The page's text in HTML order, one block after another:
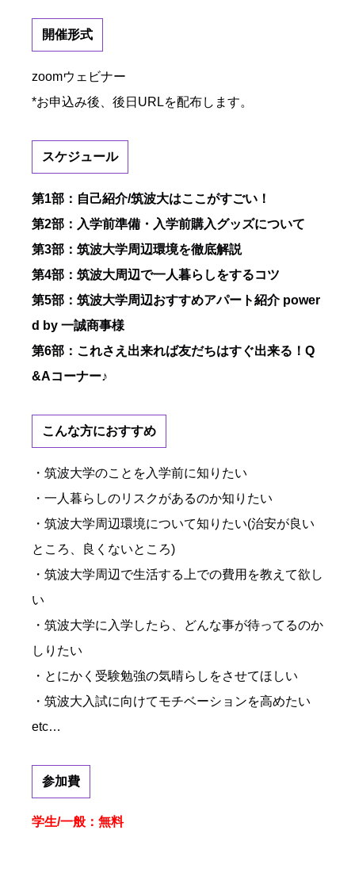
開催形式
zoomウェビナー
*お申込み後、後日URLを配布します。
スケジュール
第1部：自己紹介/筑波大はここがすごい！
第2部：入学前準備・入学前購入グッズについて
第3部：筑波大学周辺環境を徹底解説
第4部：筑波大周辺で一人暮らしをするコツ
第5部：筑波大学周辺おすすめアパート紹介 power
d by 一誠商事様
第6部：これさえ出来れば友だちはすぐ出来る！Q
&Aコーナー♪
こんな方におすすめ
・筑波大学のことを入学前に知りたい
・一人暮らしのリスクがあるのか知りたい
・筑波大学周辺環境について知りたい(治安が良い
ところ、良くないところ)
・筑波大学周辺で生活する上での費用を教えて欲し
い
・筑波大学に入学したら、どんな事が待ってるのか
しりたい
・とにかく受験勉強の気晴らしをさせてほしい
・筑波大入試に向けてモチベーションを高めたい
etc…
参加費
学生/一般：無料